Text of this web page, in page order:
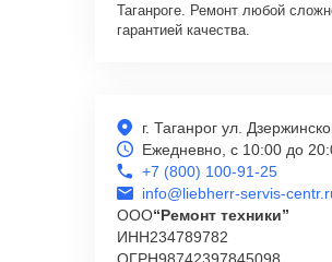
Таганроге. Ремонт любой
гарантией качества.
г. Таганрог ул.
Ежедневно, с 10:00 до
+7 (800) 100-91-25
info@liebherr-servis-
ООО“Ремонт техники”
ИНН234789782